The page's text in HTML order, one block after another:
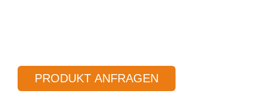
50,00
mm
PRODUKT ANFRAGEN